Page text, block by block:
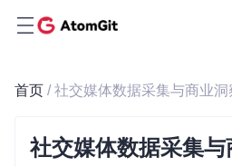
首页
社交媒体数据采集与